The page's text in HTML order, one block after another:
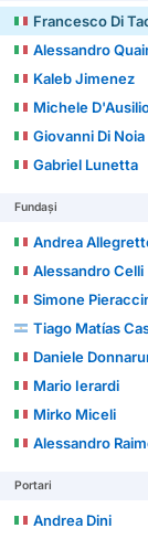
Francesco Di
Alessandro
Kaleb Jimenez
Michele
Giovanni Di Noia
Gabriel Lunetta
Fundași
Andrea
Alessandro Celli
Simone
Tiago Matías
Daniele
Mario Ierardi
Mirko Miceli
Alessandro
Portari
Andrea Dini